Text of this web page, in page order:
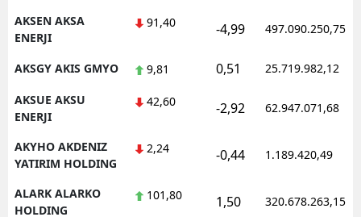
AKSEN AKSA
ENERJI
91,40 -4,99 497.090.250,75
AKSGY AKIS GMYO 9,81 0,51 25.719.982,12
AKSUE AKSU
ENERJI
42,60 -2,92 62.947.071,68
AKYHO AKDENIZ
YATIRIM HOLDING
2,24 -0,44 1.189.420,49
ALARK ALARKO
HOLDING
101,80 1,50 320.678.263,15